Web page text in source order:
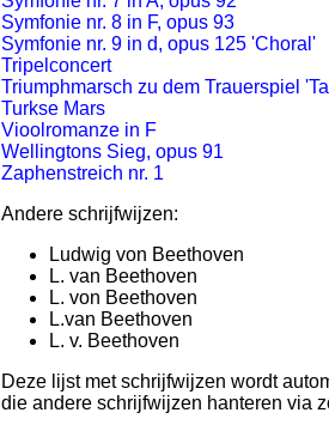
Symfonie nr. 8 in F, opus 93
Symfonie nr. 9 in d, opus 125 'Choral'
Tripelconcert
Triumphmarsch zu dem Trauerspiel
Turkse Mars
Vioolromanze in F
Wellingtons Sieg, opus 91
Zaphenstreich nr. 1
Andere schrijfwijzen:
Ludwig von Beethoven
L. van Beethoven
L. von Beethoven
L.van Beethoven
L. v. Beethoven
Deze lijst met schrijfwijzen wordt
die andere schrijfwijzen hanteren via